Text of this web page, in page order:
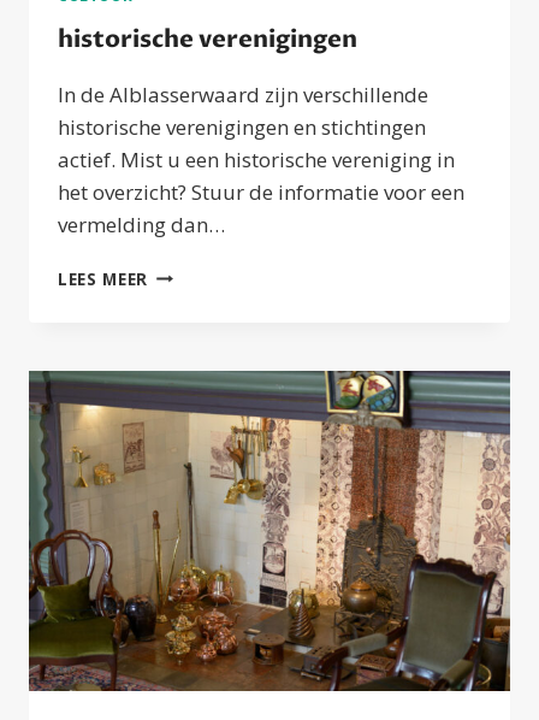
historische verenigingen
In de Alblasserwaard zijn verschillende
historische verenigingen en stichtingen
actief. Mist u een historische vereniging in
het overzicht? Stuur de informatie voor een
vermelding dan…
LEES MEER HISTORISCHE